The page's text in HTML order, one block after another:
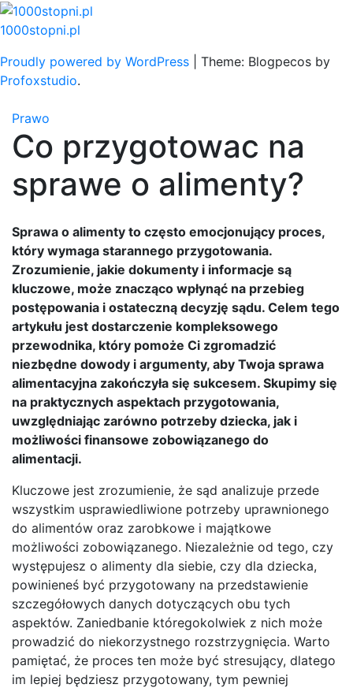
Skip
to
1000stopni.pl
Proudly powered by WordPress
Theme: Blogpecos by
Profoxstudio.
Prawo
Co przygotowac na
sprawe o alimenty?
Sprawa o alimenty to często emocjonujący proces,
który wymaga starannego przygotowania.
Zrozumienie, jakie dokumenty i informacje są
kluczowe, może znacząco wpłynąć na przebieg
postępowania i ostateczną decyzję sądu. Celem tego
artykułu jest dostarczenie kompleksowego
przewodnika, który pomoże Ci zgromadzić
niezbędne dowody i argumenty, aby Twoja sprawa
alimentacyjna zakończyła się sukcesem. Skupimy się
na praktycznych aspektach przygotowania,
uwzględniając zarówno potrzeby dziecka, jak i
możliwości finansowe zobowiązanego do
alimentacji.
Kluczowe jest zrozumienie, że sąd analizuje przede
wszystkim usprawiedliwione potrzeby uprawnionego
do alimentów oraz zarobkowe i majątkowe
możliwości zobowiązanego. Niezależnie od tego, czy
występujesz o alimenty dla siebie, czy dla dziecka,
powinieneś być przygotowany na przedstawienie
szczegółowych danych dotyczących obu tych
aspektów. Zaniedbanie któregokolwiek z nich może
prowadzić do niekorzystnego rozstrzygnięcia. Warto
pamiętać, że proces ten może być stresujący, dlatego
im lepiej będziesz przygotowany, tym pewniej